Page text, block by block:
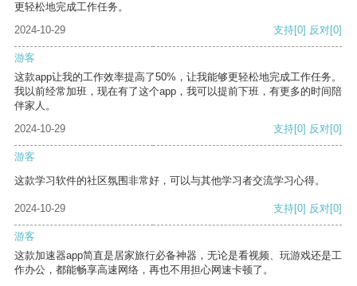
更轻松地完成工作任务。
2024-10-29
支持[0] 反对[0]
游客
这款app让我的工作效率提高了50%，让我能够更轻松地完成工作任务。
我以前经常加班，现在有了这个app，我可以提前下班，有更多的时间陪
伴家人。
2024-10-29
支持[0] 反对[0]
游客
这款学习软件的社区氛围非常好，可以与其他学习者交流学习心得。
2024-10-29 支持[0] 反对[0]
游客
这款加速器app简直是居家旅行必备神器，无论是看视频、玩游戏还是工
作办公，都能畅享高速网络，再也不用担心网速卡顿了。